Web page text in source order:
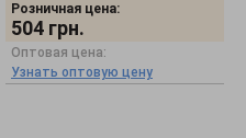
Розничная цена:
504 грн.
Оптовая цена:
Узнать оптовую цену